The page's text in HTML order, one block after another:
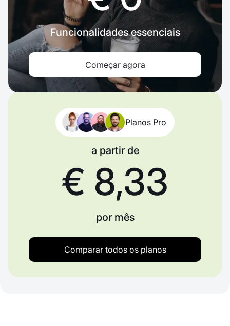
Funcionalidades essenciais
Começar agora
Planos Pro
a partir de
€ 8,33
por mês
Comparar todos os planos